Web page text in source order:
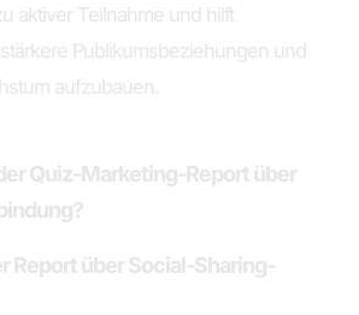
aktiver Teilnahme und hilft
Publikumsbeziehungen und
aufzubauen.
Quiz-Marketing-Report über
Report über Social-Sharing-